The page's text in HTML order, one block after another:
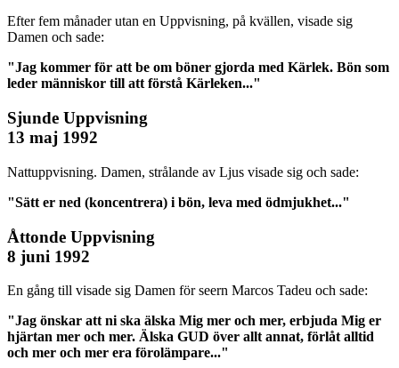
Efter fem månader utan en Uppvisning, på kvällen, visade sig
Damen och sade:
"Jag kommer för att be om böner gjorda med Kärlek. Bön som
leder människor till att förstå Kärleken..."
Sjunde Uppvisning
13 maj 1992
Nattuppvisning. Damen, strålande av Ljus visade sig och sade:
"Sätt er ned (koncentrera) i bön, leva med ödmjukhet..."
Åttonde Uppvisning
8 juni 1992
En gång till visade sig Damen för seern Marcos Tadeu och sade:
"Jag önskar att ni ska älska Mig mer och mer, erbjuda Mig er
hjärtan mer och mer. Älska GUD över allt annat, förlåt alltid
och mer och mer era förolämpare..."